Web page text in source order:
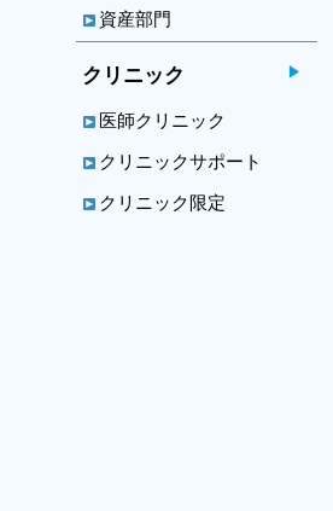
資産部門
クリニック
医師クリニック
クリニックサポート
クリニック限定